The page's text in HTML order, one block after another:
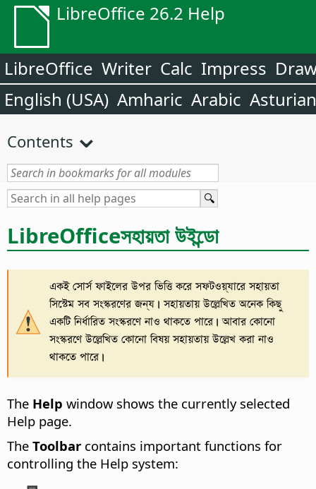
LibreOffice 26.2 Help
LibreOffice Writer Calc Impress
English (USA) Amharic Arabic Asturian
Contents
LibreOfficeসহায়তা উইন্ডো
একই সোর্স ফাইলের উপর ভিত্তি করে সফটওয়্যারে সহায়তা
সিস্টেম সব সংস্করণের জন্য। সহায়তায় উল্লেখিত অনেক কিছু
একটি নির্ধারিত সংস্করণে নাও থাকতে পারে। আবার কোনো
সংস্করণে উল্লেখিত কোনো বিষয় সহায়তায় উল্লেখ করা নাও
থাকতে পারে।
The Help window shows the currently selected
Help page.
The Toolbar contains important functions for
controlling the Help system: